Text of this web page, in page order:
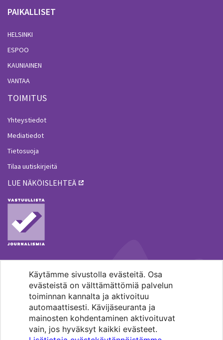
Käytämme sivustolla evästeitä. Osa
evästeistä on välttämättömiä palvelun
toiminnan kannalta ja aktivoituu
automaattisesti. Kävijäseuranta ja
mainosten kohdentaminen aktivoituvat
vain, jos hyväksyt kaikki evästeet.
PAIKALLISET
HELSINKI
ESPOO
KAUNIAINEN
VANTAA
TOIMITUS
Yhteystiedot
Mediatiedot
Tietosuoja
Tilaa uutiskirjeitä
LUE NÄKÖISLEHTEÄ
MENOHAKU